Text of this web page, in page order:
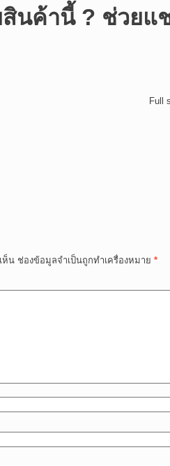
นค้านี้ ? ช่วยแ
Full
ห็น ช่องข้อมูลจำเป็นถูกทำเครื่องหมาย *